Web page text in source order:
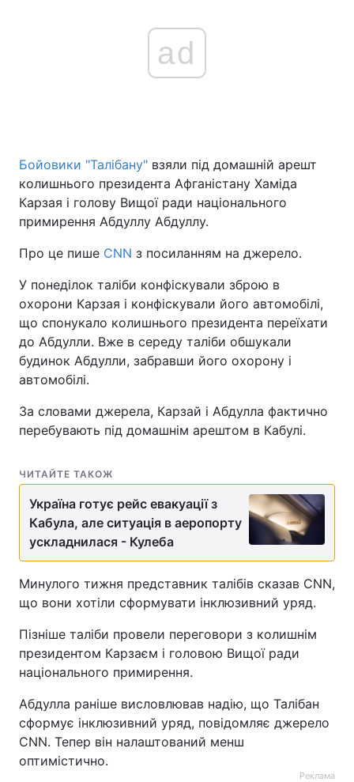
ad
Бойовики "Талібану" взяли під домашній арешт
колишнього президента Афганістану Хаміда
Карзая і голову Вищої ради національного
примирення Абдуллу Абдуллу.
Про це пише CNN з посиланням на джерело.
У понеділок таліби конфіскували зброю в
охорони Карзая і конфіскували його автомобілі,
що спонукало колишнього президента переїхати
до Абдулли. Вже в середу таліби обшукали
будинок Абдулли, забравши його охорону і
автомобілі.
За словами джерела, Карзай і Абдулла фактично
перебувають під домашнім арештом в Кабулі.
ЧИТАЙТЕ ТАКОЖ
Україна готує рейс евакуації з
Кабула, але ситуація в аеропорту
ускладнилася - Кулеба
Минулого тижня представник талібів сказав CNN,
що вони хотіли сформувати інклюзивний уряд.
Пізніше таліби провели переговори з колишнім
президентом Карзаєм і головою Вищої ради
національного примирення.
Абдулла раніше висловлював надію, що Талібан
сформує інклюзивний уряд, повідомляє джерело
CNN. Тепер він налаштований менш
оптимістично.
Реклама